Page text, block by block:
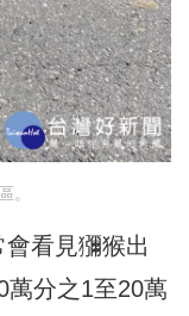
。
看見獼猴出
萬分之1至20萬